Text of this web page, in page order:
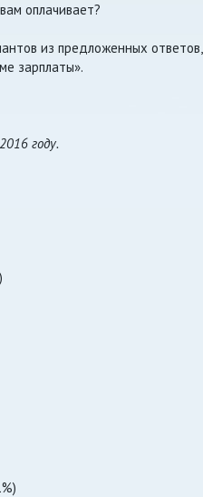
оплачивает?
из предложенных ответов,
зарплаты».
году.